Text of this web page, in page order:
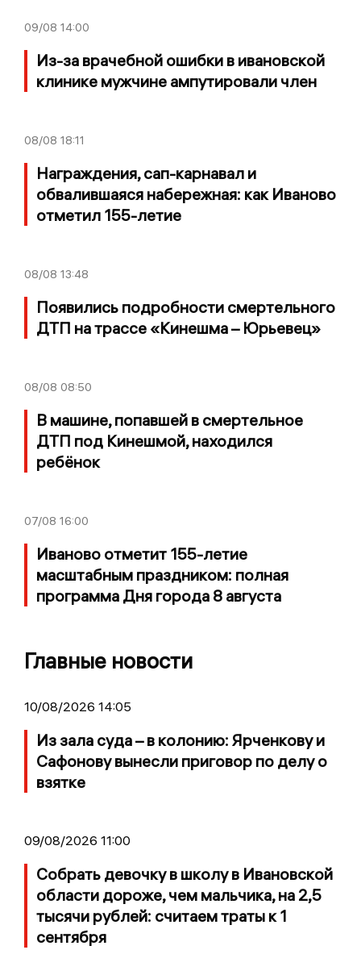
09/08 14:00
Из-за врачебной ошибки в ивановской
клинике мужчине ампутировали член
08/08 18:11
Награждения, сап-карнавал и
обвалившаяся набережная: как Иваново
отметил 155-летие
08/08 13:48
Появились подробности смертельного
ДТП на трассе «Кинешма – Юрьевец»
08/08 08:50
В машине, попавшей в смертельное
ДТП под Кинешмой, находился
ребёнок
07/08 16:00
Иваново отметит 155-летие
масштабным праздником: полная
программа Дня города 8 августа
Главные новости
10/08/2026 14:05
Из зала суда – в колонию: Ярченкову и
Сафонову вынесли приговор по делу о
взятке
09/08/2026 11:00
Собрать девочку в школу в Ивановской
области дороже, чем мальчика, на 2,5
тысячи рублей: считаем траты к 1
сентября